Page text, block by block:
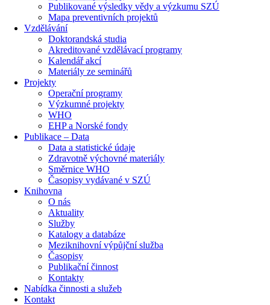
Publikované výsledky vědy a výzkumu SZÚ
Mapa preventivních projektů
Vzdělávání
Doktorandská studia
Akreditované vzdělávací programy
Kalendář akcí
Materiály ze seminářů
Projekty
Operační programy
Výzkumné projekty
WHO
EHP a Norské fondy
Publikace – Data
Data a statistické údaje
Zdravotně výchovné materiály
Směrnice WHO
Časopisy vydávané v SZÚ
Knihovna
O nás
Aktuality
Služby
Katalogy a databáze
Meziknihovní výpůjční služba
Časopisy
Publikační činnost
Kontakty
Nabídka činnosti a služeb
Kontakt